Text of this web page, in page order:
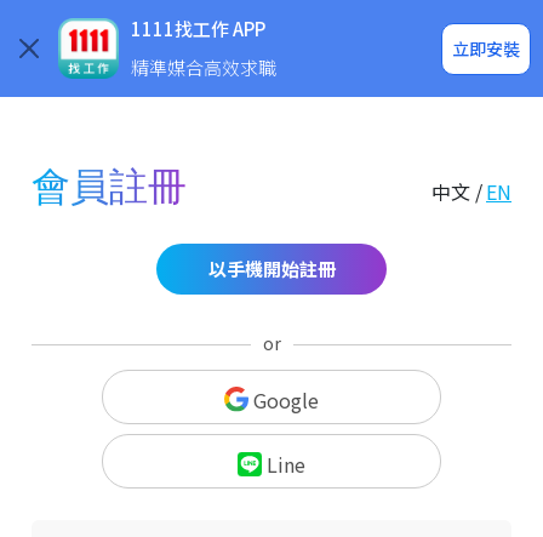
1111找工作 APP
精準媒合高效求職
立即安裝
企業求才
會員註冊 中文 /EN
以手機開始註冊
or
Google
Line